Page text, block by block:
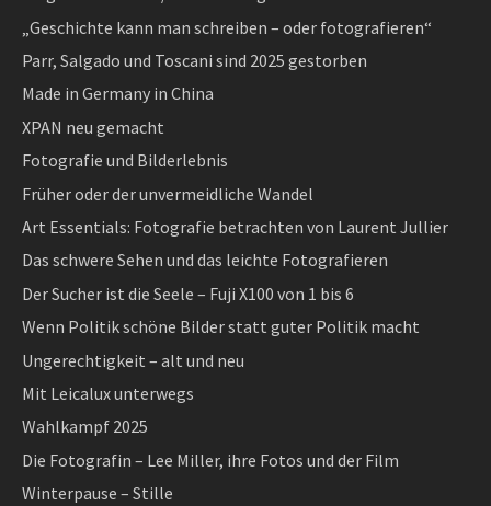
„Geschichte kann man schreiben – oder fotografieren“
Parr, Salgado und Toscani sind 2025 gestorben
Made in Germany in China
XPAN neu gemacht
Fotografie und Bilderlebnis
Früher oder der unvermeidliche Wandel
Art Essentials: Fotografie betrachten von Laurent Jullier
Das schwere Sehen und das leichte Fotografieren
Der Sucher ist die Seele – Fuji X100 von 1 bis 6
Wenn Politik schöne Bilder statt guter Politik macht
Ungerechtigkeit – alt und neu
Mit Leicalux unterwegs
Wahlkampf 2025
Die Fotografin – Lee Miller, ihre Fotos und der Film
Winterpause – Stille